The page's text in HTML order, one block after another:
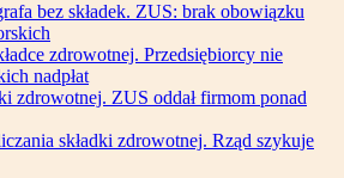
bez składek. ZUS: brak obowiązku
zdrowotnej. Przedsiębiorcy nie
nadpłat
zdrowotnej. ZUS oddał firmom ponad
składki zdrowotnej. Rząd szykuje